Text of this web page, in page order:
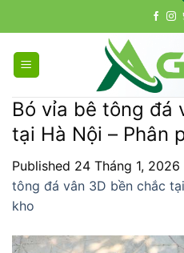
to
content
Bó vỉa bê tông đá
tại Hà Nội – Phân
Published 24 Tháng 1, 2026
tông đá vân 3D bền chắc
kho